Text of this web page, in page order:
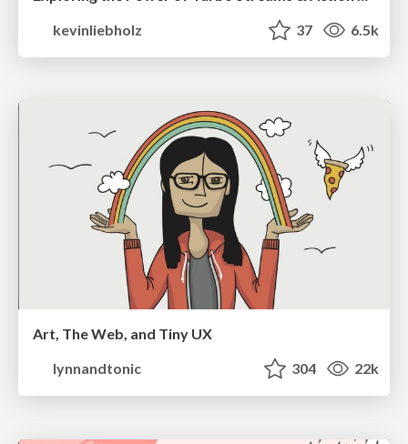
kevinliebholz
37 6.5k
Art, The Web, and Tiny UX
lynnandtonic
304 22k